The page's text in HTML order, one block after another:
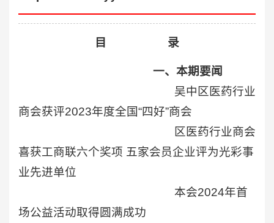
目 录
一、本期要闻
吴中区医药行业
商会获评2023年度全国“四好”商会
区医药行业商会
喜获工商联六个奖项 五家会员企业评为光彩事
业先进单位
本会2024年首
场公益活动取得圆满成功